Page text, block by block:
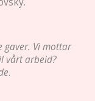
gaver. Vi mottar
vårt arbeid?
.